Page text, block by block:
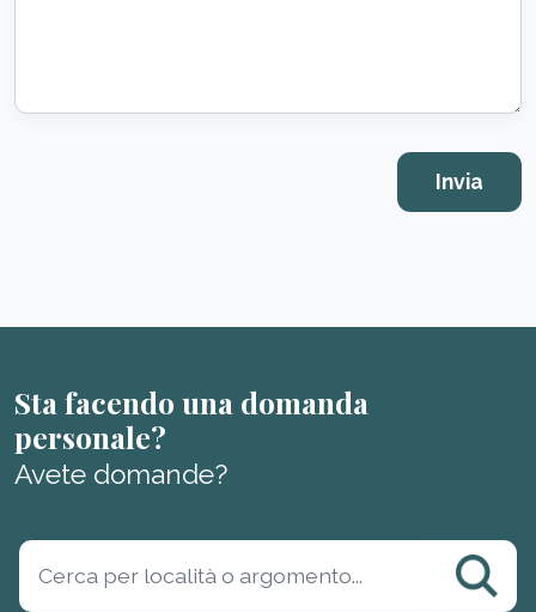
Sta facendo una domanda
personale?
Avete domande?